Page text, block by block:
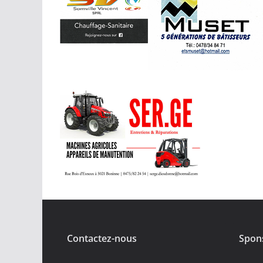
Contactez-nous